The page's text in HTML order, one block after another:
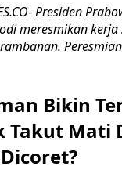
Presiden
meresmikan
Bikin
Takut Mati